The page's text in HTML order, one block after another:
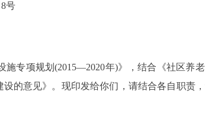
号
专项规划(2015—2020年)》，结合《社区养
的意见》。现印发给你们，请结合各自职责